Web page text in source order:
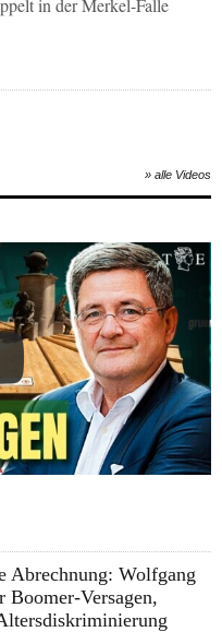
» alle Videos
Abrechnung: Wolfgang
Boomer-Versagen,